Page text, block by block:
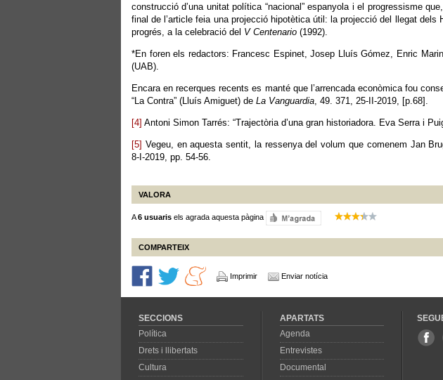
construcció d’una unitat política “nacional” espanyola i el progressisme
final de l’article feia una projecció hipotètica útil: la projecció del llegat
progrés, a la celebració del V Centenario (1992).
*En foren els redactors: Francesc Espinet, Josep Lluís Gómez, Enric
(UAB).
Encara en recerques recents es manté que l’arrencada econòmica fou
“La Contra” (Lluís Amiguet) de La Vanguardia , 49. 371, 25-II-2019, [p.68].
[4] Antoni Simon Tarrés: “Trajectòria d’una gran historiadora. Eva Serra i
[5] Vegeu, en aquesta sentit, la ressenya del volum que comenem Jan
8-I-2019, pp. 54-56.
VALORA
A6 usuaris els agrada aquesta pàgina
COMPARTEIX
Imprimir Enviar notícia
SECCIONS
Política
Drets i llibertats
Cultura
APARTATS
Agenda
Entrevistes
Documental